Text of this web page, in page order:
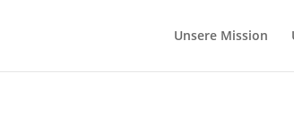
Unsere Mission